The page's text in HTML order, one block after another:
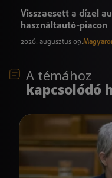
Visszaesett a dízel
használtautó-piacon
2026. augusztus 09.
A témához
kapcsolódó